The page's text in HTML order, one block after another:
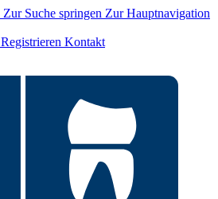
Zur Suche springen Zur Hauptnavigation
Registrieren Kontakt